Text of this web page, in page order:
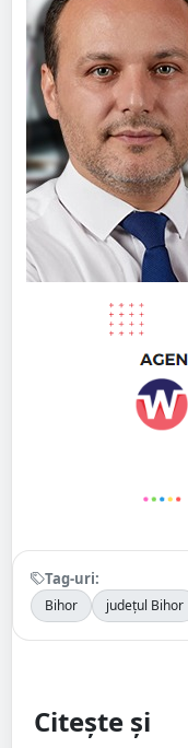
Tag-uri:
Bihor județul Bihor
Citește și